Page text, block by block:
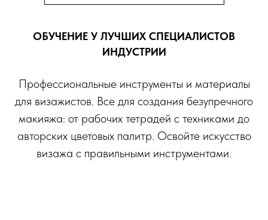
Курсы повышения квалификации
для опытных мастеров →
ОБУЧЕНИЕ У ЛУЧШИХ СПЕЦИАЛИСТОВ
ИНДУСТРИИ
Профессиональные инструменты и материалы
для визажистов. Все для создания безупречного
макияжа: от рабочих тетрадей с техниками до
авторских цветовых палитр. Освойте искусство
визажа с правильными инструментами.